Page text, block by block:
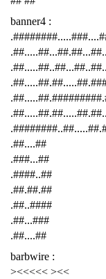
banner4 :
.##....##
.###...##
.####..##
.##.##.##
.##..####
.##...###
.##....##
barbwire :
><<<<< ><<